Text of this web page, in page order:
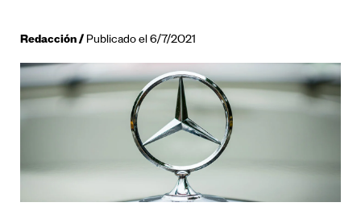
Redacción Publicado el 6/7/2021